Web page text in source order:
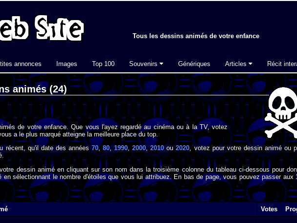
Tous les dessins animés de votre enfance
annonces Images Top 100 Souvenirs Génériques Articles Récit
animés (24)
de votre enfance. Que vous l'ayez regardé au cinéma ou à la TV, votez
a le plus marqué atteigne la meilleure place du top.
récent, qu'il date des années70,80,1990,2000,2010ou2020, votez pour votre dessin animé ou
dessin animé en cliquant sur son nom dans la troisième colonne du tableau ci-dessous pour
en sélectionnant le nombre d'étoiles que vous lui attribuez. En bas de page, vous pouvez passer aux
Votes